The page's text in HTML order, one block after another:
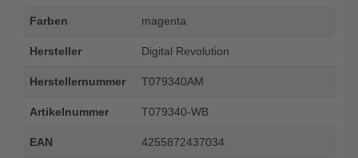
Farben magenta
Hersteller Digital Revolution
Herstellernummer T079340AM
Artikelnummer T079340-WB
EAN 4255872437034